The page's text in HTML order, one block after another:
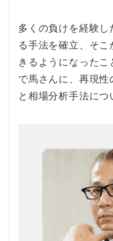
多くの負けを経験
る手法を確立、そ
きるようになった
で馬さんに、再現
と相場分析手法につ